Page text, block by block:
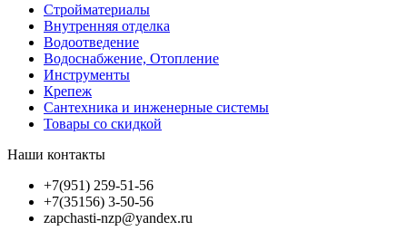
Стройматериалы
Внутренняя отделка
Водоотведение
Водоснабжение, Отопление
Инструменты
Крепеж
Сантехника и инженерные системы
Товары со скидкой
Наши контакты
+7(951) 259-51-56
+7(35156) 3-50-56
zapchasti-nzp@yandex.ru